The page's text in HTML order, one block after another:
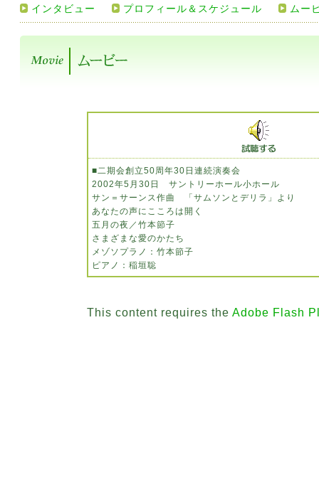
インタビュー プロフィール＆スケジュール ムー
■二期会創立50周年30日連続演奏会
2002年5月30日 サントリーホール小ホール
サン＝サーンス作曲 「サムソンとデリラ」より
あなたの声にこころは開く
五月の夜／竹本節子
さまざまな愛のかたち
メゾソプラノ：竹本節子
ピアノ：稲垣聡
This content requires the Adobe Flash